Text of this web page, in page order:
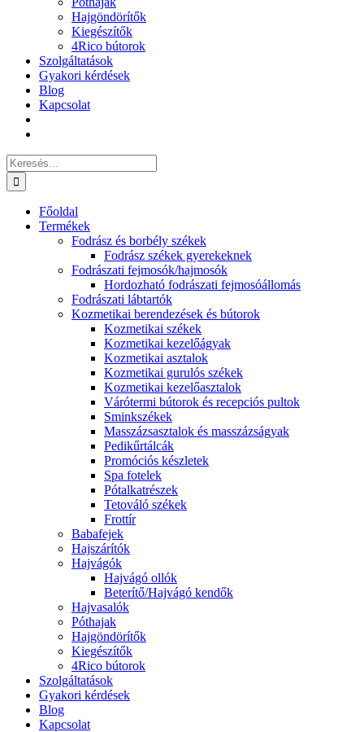
Hajgöndörítők
Kiegészítők
4Rico bútorok
Szolgáltatások
Gyakori kérdések
Blog
Kapcsolat
Keresés...
Főoldal
Termékek
Fodrász és borbély székek
Fodrász székek gyerekeknek
Fodrászati fejmosók/hajmosók
Hordozható fodrászati fejmosóállomás
Fodrászati lábtartók
Kozmetikai berendezések és bútorok
Kozmetikai székek
Kozmetikai kezelőágyak
Kozmetikai asztalok
Kozmetikai gurulós székek
Kozmetikai kezelőasztalok
Várótermi bútorok és recepciós pultok
Sminkszékek
Masszázsasztalok és masszázságyak
Pedikűrtálcák
Promóciós készletek
Spa fotelek
Pótalkatrészek
Tetováló székek
Frottír
Babafejek
Hajszárítók
Hajvágók
Hajvágó ollók
Beterítő/Hajvágó kendők
Hajvasalók
Póthajak
Hajgöndörítők
Kiegészítők
4Rico bútorok
Szolgáltatások
Gyakori kérdések
Blog
Kapcsolat